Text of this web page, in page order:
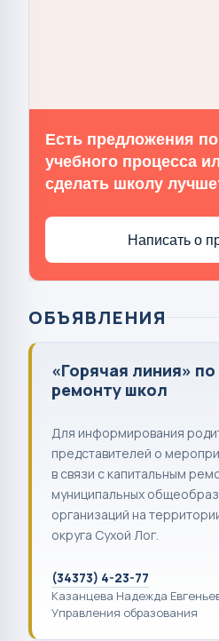
Есть предложения
учебного процесса
сделать школу
Написать о
ОБЪЯВЛЕНИЯ
«Горячая линия»
ремонту школ
Для информирования
представителей о
в связи с капитальным
муниципальных
организаций на
округа Сухой Лог.
(34373) 4-23-77
Казанцева Надежда
Управления образования